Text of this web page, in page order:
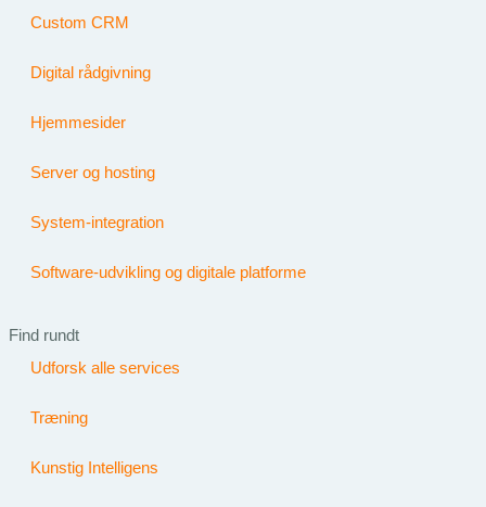
Custom CRM
Digital rådgivning
Hjemmesider
Server og hosting
System-integration
Software-udvikling og digitale platforme
Find rundt
Udforsk alle services
Træning
Kunstig Intelligens